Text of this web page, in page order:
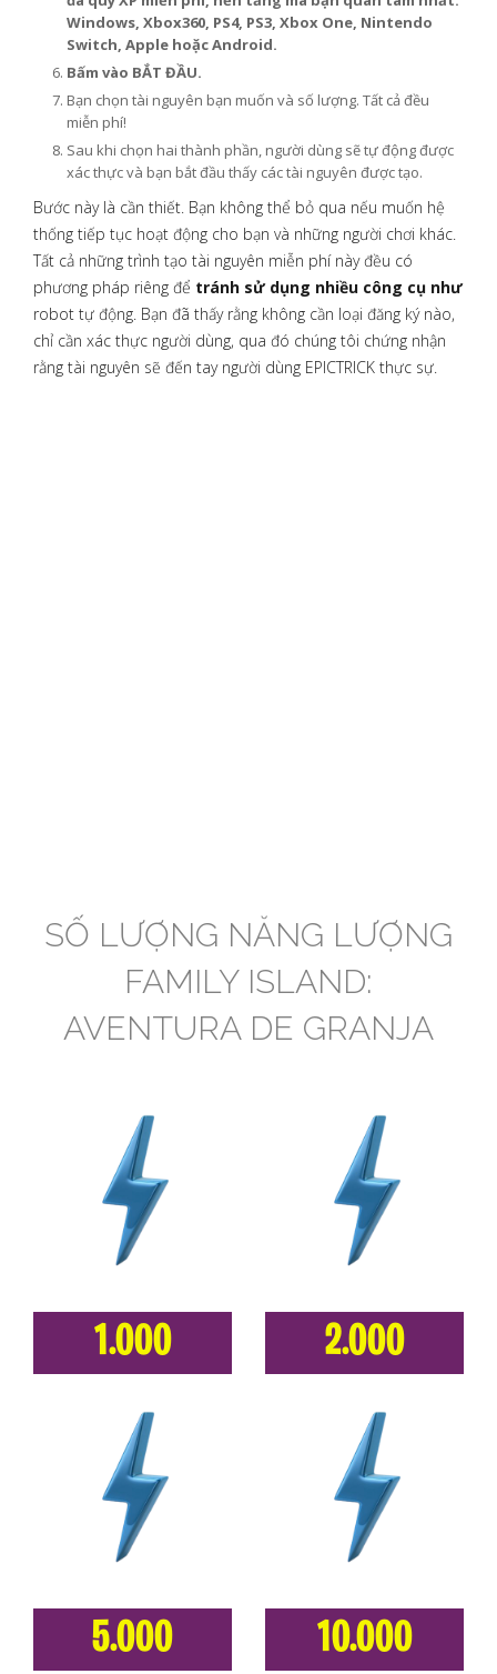
Windows, Xbox360, PS4, PS3, Xbox One, Nintendo
Switch, Apple hoặc Android.
Bấm vào BẮT ĐẦU.
Bạn chọn tài nguyên bạn muốn và số lượng. Tất cả đều
miễn phí!
Sau khi chọn hai thành phần, người dùng sẽ tự động được
xác thực và bạn bắt đầu thấy các tài nguyên được tạo.
Bước này là cần thiết. Bạn không thể bỏ qua nếu muốn hệ
thống tiếp tục hoạt động cho bạn và những người chơi khác.
Tất cả những trình tạo tài nguyên miễn phí này đều có
phương pháp riêng để tránh sử dụng nhiều công cụ như
robot tự động. Bạn đã thấy rằng không cần loại đăng ký nào,
chỉ cần xác thực người dùng, qua đó chúng tôi chứng nhận
rằng tài nguyên sẽ đến tay người dùng EPICTRICK thực sự.
SỐ LƯỢNG NĂNG LƯỢNG
FAMILY ISLAND:
AVENTURA DE GRANJA
1.000 2.000
5.000 10.000